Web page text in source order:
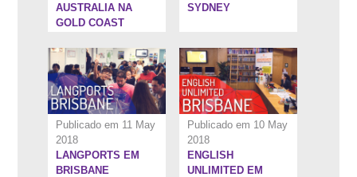
AUSTRALIA NA
GOLD COAST
SYDNEY
Publicado em 11 May
2018
LANGPORTS EM
BRISBANE
Publicado em 10 May
2018
ENGLISH
UNLIMITED EM6:37''